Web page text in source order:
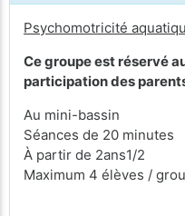
Psychomotricité
Ce groupe est réservé
participation des
Au mini-bassin
Séances de 20 minutes
À partir de 2ans1/2
Maximum 4 élèves /